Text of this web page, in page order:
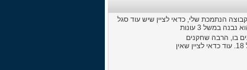
בו, הרבה שחקנים
מושאלים לקבוצה הנתמכת שלי, כדאי לציין שיש עוד סגל רחב מעולה של צעירים בקבוצה השניה שלא עולים על גיל 18. עוד כדאי לציין שאין